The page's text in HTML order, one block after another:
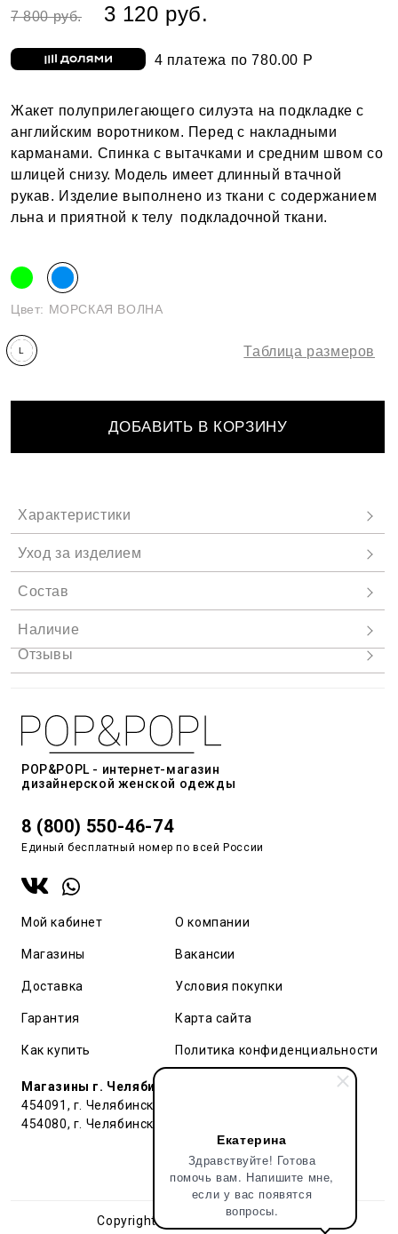
Екатерина
Здравствуйте! Готова
помочь вам. Напишите мне,
если у вас появятся
вопросы.
7 800 руб. 3 120 руб.
4 платежа по 780.00 Р
Жакет полуприлегающего силуэта на подкладке с
английским воротником. Перед с накладными
карманами. Спинка с вытачками и средним швом со
шлицей снизу. Модель имеет длинный втачной
рукав. Изделие выполнено из ткани с содержанием
льна и приятной к телу подкладочной ткани.
Цвет: МОРСКАЯ ВОЛНА
L Таблица размеров
ДОБАВИТЬ В КОРЗИНУ
POP&POPL - интернет-магазин
дизайнерской женской одежды
8 (800) 550-46-74
Единый бесплатный номер по всей России
Мой кабинет
Магазины
Доставка
Гарантия
Как купить
О компании
Вакансии
Условия покупки
Карта сайта
Политика конфиденциальности
Магазины г. Челябинск:
454091, г. Челябинск, ул. Труда, 91 БЦ Гардероб
454080, г. Челябинск, ул. Тернопольская , д. 6
Copyright © 2018 - 2026 Pop&Popl